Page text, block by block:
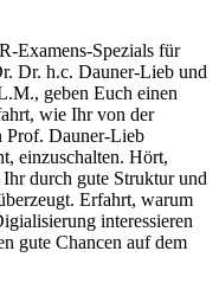
Examens-Spezials für
Dr. h.c. Dauner-Lieb und
geben Euch einen
wie Ihr von der
Prof. Dauner-Lieb
einzuschalten. Hört,
durch gute Struktur und
Erfahrt, warum
interessieren
gute Chancen auf dem